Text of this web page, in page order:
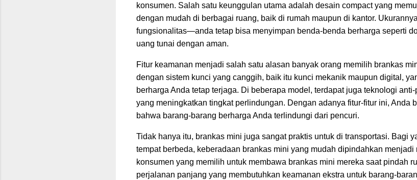
konsumen. Salah satu keunggulan utama adalah desain compact yang
dengan mudah di berbagai ruang, baik di rumah maupun di kantor.
fungsionalitas—anda tetap bisa menyimpan benda-benda berharga seperti
uang tunai dengan aman.
Fitur keamanan menjadi salah satu alasan banyak orang memilih brankas
dengan sistem kunci yang canggih, baik itu kunci mekanik maupun digital,
berharga Anda tetap terjaga. Di beberapa model, terdapat juga teknologi
yang meningkatkan tingkat perlindungan. Dengan adanya fitur-fitur ini, Anda
bahwa barang-barang berharga Anda terlindungi dari pencuri.
Tidak hanya itu, brankas mini juga sangat praktis untuk di transportasi. Bagi
tempat berbeda, keberadaan brankas mini yang mudah dipindahkan
konsumen yang memilih untuk membawa brankas mini mereka saat pindah
perjalanan panjang yang membutuhkan keamanan ekstra untuk barang-